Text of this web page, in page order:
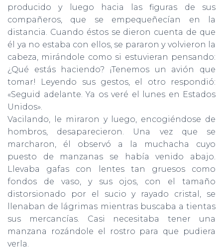
producido y luego hacia las figuras de sus
compañeros, que se empequeñecían en la
distancia. Cuando éstos se dieron cuenta de que
él ya no estaba con ellos, se pararon y volvieron la
cabeza, mirándole como si estuvieran pensando:
¿Qué estás haciendo? ¡Tenemos un avión que
tomar! Leyendo sus gestos, el otro respondió:
«Seguid adelante. Ya os veré el lunes en Estados
Unidos».
Vacilando, le miraron y luego, encogiéndose de
hombros, desaparecieron. Una vez que se
marcharon, él observó a la muchacha cuyo
puesto de manzanas se había venido abajo.
Llevaba gafas con lentes tan gruesos como
fondos de vaso, y sus ojos, con el tamaño
distorsionado por el sucio y rayado cristal, se
llenaban de lágrimas mientras buscaba a tientas
sus mercancías. Casi necesitaba tener una
manzana rozándole el rostro para que pudiera
verla.